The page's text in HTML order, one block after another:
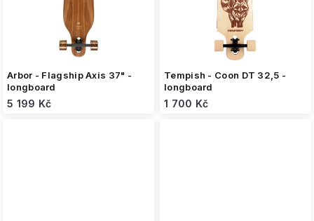
Arbor - Flagship Axis 37" -
longboard
5 199 Kč
Tempish - Coon DT 32,5 -
longboard
1 700 Kč